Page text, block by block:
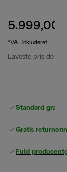
5.999,00
*VAT inkluderet
Laveste pris de
Standard gratis
Gratis
Fuld